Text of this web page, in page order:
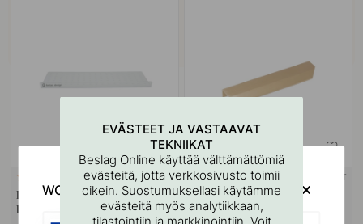
127
Kahvojen Ja Nuppien
Porausmalli
3 + PITUUDET
Profiilivedin Vann - 200mm -
Harjattu Messinki
EVÄSTEET JA VASTAAVAT
TEKNIIKAT
Beslag Online käyttää välttämättömiä
evästeitä, jotta verkkosivusto toimii
oikein. Suostumuksellasi käytämme
evästeitä myös analytiikkaan,
tilastointiin ja markkinointiin. Voit
WOULD YOU RATHER VISIT?